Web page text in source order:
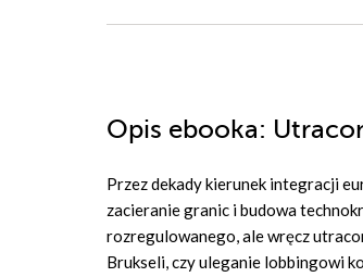
Opis ebooka:
Przez dekady kierunek integracji
zacieranie granic i budowa
rozregulowanego, ale wręcz
Brukseli, czy uleganie lobbingowi